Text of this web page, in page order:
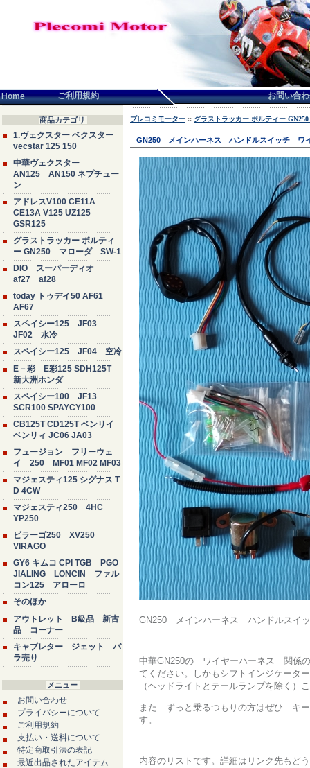
Home ご利用規約 お問い合
商品カテゴリ
1.ヴェクスター ベクスター
vecstar 125 150
中華ヴェクスター
AN125 AN150 ネプチュー
ン
アドレスV100 CE11A
CE13A V125 UZ125
GSR125
グラストラッカー ボルティ
ー GN250 マローダ SW-1
DIO スーパーディオ
af27 af28
today トゥデイ50 AF61
AF67
スペイシー125 JF03
JF02 水冷
スペイシー125 JF04 空冷
E－彩 E彩125 SDH125T
新大洲ホンダ
スペイシー100 JF13
SCR100 SPAYCY100
CB125T CD125T ベンリイ
ベンリィ JC06 JA03
フュージョン フリーウェ
イ 250 MF01 MF02 MF03
マジェスティ125 シグナス T
D 4CW
マジェスティ250 4HC
YP250
ビラーゴ250 XV250
VIRAGO
GY6 キムコ CPI TGB PGO
JIALING LONCIN ファル
コン125 アローロ
そのほか
アウトレット B級品 新古
品 コーナー
キャブレター ジェット バ
ラ売り
メニュー
お問い合わせ
プライバシーについて
ご利用規約
支払い・送料について
特定商取引法の表記
最近出品されたアイテム
プレコミモーター :: グラストラッカー ボルティー
GN250 メインハーネス ハンドルスイッチ ワ
GN250 メインハーネス ハンドルスイ
中華GN250の ワイヤーハーネス 関係の
てください。しかもシフトインジケータ
（ヘッドライトとテールランプを除く
また ずっと乗るつもりの方はぜひ キー
す。
内容のリストです。詳細はリンク先もど